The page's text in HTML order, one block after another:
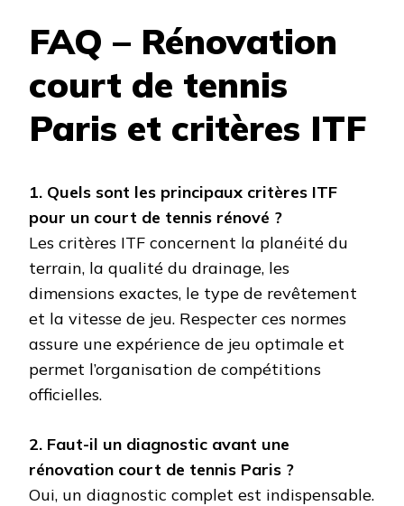
FAQ – Rénovation
court de tennis
Paris et critères ITF
1. Quels sont les principaux critères ITF
pour un court de tennis rénové ?
Les critères ITF concernent la planéité du
terrain, la qualité du drainage, les
dimensions exactes, le type de revêtement
et la vitesse de jeu. Respecter ces normes
assure une expérience de jeu optimale et
permet l’organisation de compétitions
officielles.
2. Faut-il un diagnostic avant une
rénovation court de tennis Paris ?
Oui, un diagnostic complet est indispensable.